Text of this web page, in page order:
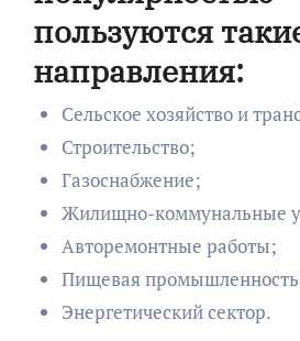
пользуются
направления:
Сельское хозяйство и
Строительство;
Газоснабжение;
Жилищно-коммунальные
Авторемонтные работы;
Пищевая
Энергетический сектор.